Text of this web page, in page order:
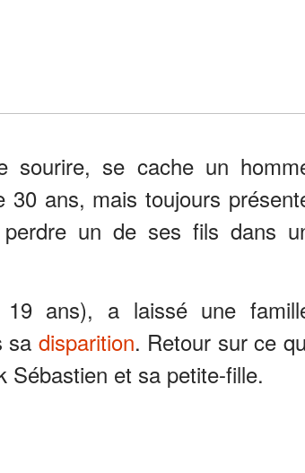
sourire, se cache un
ans, mais toujours
un de ses fils dans
ans), a laissé une
sa disparition. Retour sur ce
Sébastien et sa petite-fille.